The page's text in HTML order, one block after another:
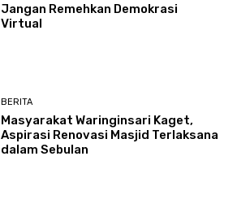
Jangan Remehkan Demokrasi
Virtual
BERITA
Masyarakat Waringinsari Kaget,
Aspirasi Renovasi Masjid Terlaksana
dalam Sebulan